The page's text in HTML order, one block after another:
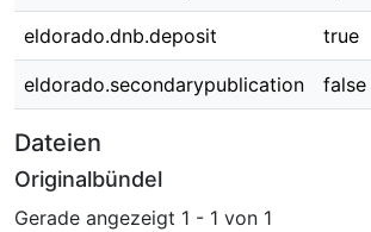
eldorado.dnb.deposit true
eldorado.secondarypublication false
Dateien
Originalbündel
Gerade angezeigt 1 - 1 von 1